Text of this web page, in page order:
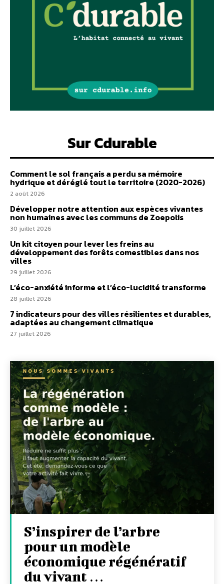
Sur Cdurable
Comment le sol français a perdu sa mémoire
hydrique et déréglé tout le territoire (2020-2026)
2 août 2026
Développer notre attention aux espèces vivantes
non humaines avec les communs de Zoepolis
30 juillet 2026
Un kit citoyen pour lever les freins au
développement des forêts comestibles dans nos
villes
29 juillet 2026
L’éco-anxiété informe et l’éco-lucidité transforme
28 juillet 2026
7 indicateurs pour des villes résilientes et durables,
adaptées au changement climatique
27 juillet 2026
S’inspirer de l’arbre
pour un modèle
économique régénératif
du vivant …